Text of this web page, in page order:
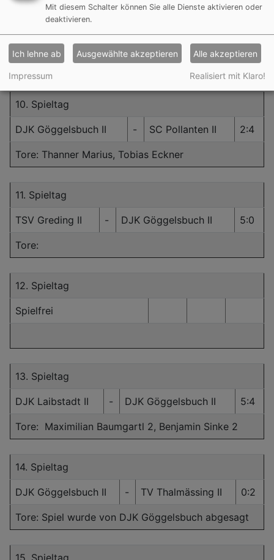
9. Spieltag
SV Mühlhausen II - DJK Göggelsbuch II 5:0
Tore:
10. Spieltag
DJK Göggelsbuch II - SC Pollanten II 2:4
Tore: Thanner Marius, Tobias Eckner
11. Spieltag
TSV Greding II - DJK Göggelsbuch II 5:0
Tore:
12. Spieltag
Spielfrei
13. Spieltag
DJK Laibstadt II - DJK Göggelsbuch II 5:4
Tore: Maximilian Baumgartl 2, Benjamin Sinke 2
14. Spieltag
DJK Göggelsbuch II - TV Thalmässing II 0:2
Tore: Spiel wurde von DJK Göggelsbuch abgesagt
15. Spieltag
Mit diesem Schalter können Sie alle Dienste aktivieren oder
deaktivieren.
Ich lehne ab Ausgewählte akzeptieren Alle akzeptieren
Impressum Realisiert mit Klaro!